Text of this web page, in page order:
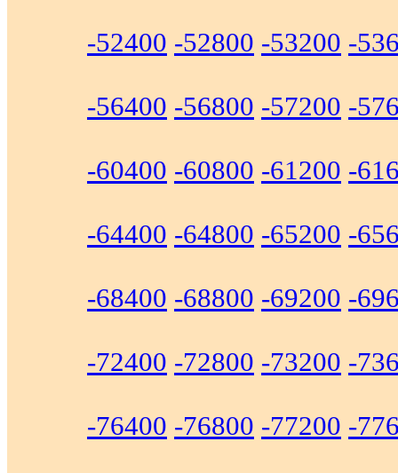
-52400 -52800 -53200 -
-56400 -56800 -57200 -
-60400 -60800 -61200 -
-64400 -64800 -65200 -
-68400 -68800 -69200 -
-72400 -72800 -73200 -
-76400 -76800 -77200 -